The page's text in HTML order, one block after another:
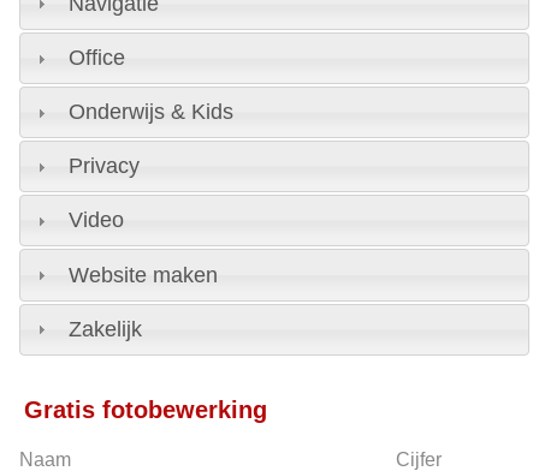
Office
Onderwijs & Kids
Privacy
Video
Website maken
Zakelijk
Gratis fotobewerking
Naam Cijfer